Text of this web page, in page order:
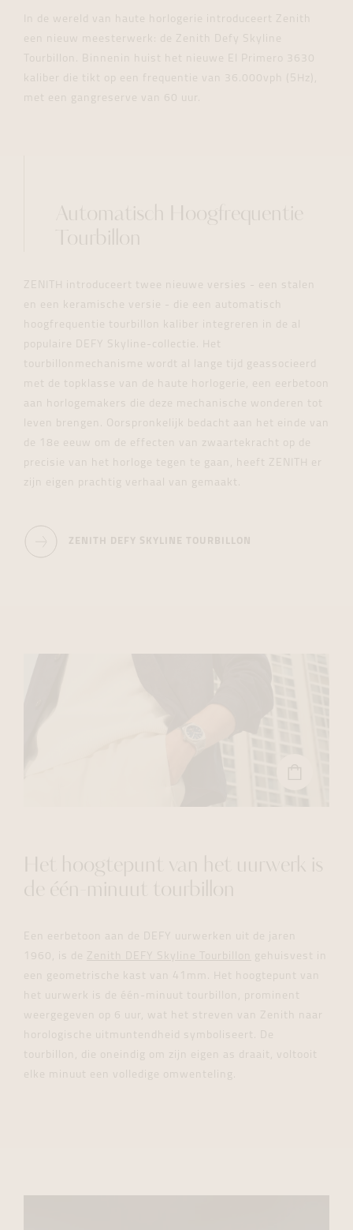
In de wereld van haute horlogerie introduceert Zenith
een nieuw meesterwerk: de Zenith Defy Skyline
Tourbillon. Binnenin huist het nieuwe El Primero 3630
kaliber die tikt op een frequentie van 36.000vph (5Hz),
met een gangreserve van 60 uur.
Automatisch Hoogfrequentie
Tourbillon
ZENITH introduceert twee nieuwe versies - een stalen
en een keramische versie - die een automatisch
hoogfrequentie tourbillon kaliber integreren in de al
populaire DEFY Skyline-collectie. Het
tourbillonmechanisme wordt al lange tijd geassocieerd
met de topklasse van de haute horlogerie, een eerbetoon
aan horlogemakers die deze mechanische wonderen tot
leven brengen. Oorspronkelijk bedacht aan het einde van
de 18e eeuw om de effecten van zwaartekracht op de
precisie van het horloge tegen te gaan, heeft ZENITH er
zijn eigen prachtig verhaal van gemaakt.
ZENITH DEFY SKYLINE TOURBILLON
Het hoogtepunt van het uurwerk is
de één-minuut tourbillon
Een eerbetoon aan de DEFY uurwerken uit de jaren
1960, is de Zenith DEFY Skyline Tourbillon
gehuisvest in
een geometrische kast van 41mm. Het hoogtepunt van
het uurwerk is de één-minuut tourbillon, prominent
weergegeven op 6 uur, wat het streven van Zenith naar
horologische uitmuntendheid symboliseert. De
tourbillon, die oneindig om zijn eigen as draait, voltooit
elke minuut een volledige omwenteling.